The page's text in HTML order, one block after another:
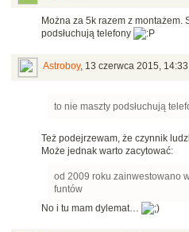
Można za 5k razem z montażem.
podsłuchują telefony
Astroboy, 13 czerwca 2015, 14:33
to nie maszty podsłuchują
Też podejrzewam, że czynnik
Może jednak warto zacytować:
od 2009 roku zainwestowano
funtów
No i tu mam dylemat…